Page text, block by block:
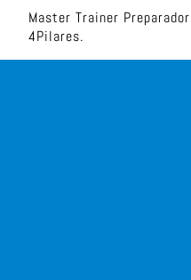
Master Trainer
4Pilares.